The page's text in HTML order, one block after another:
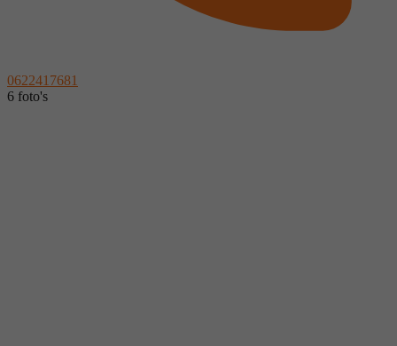
0622417681
6 foto's